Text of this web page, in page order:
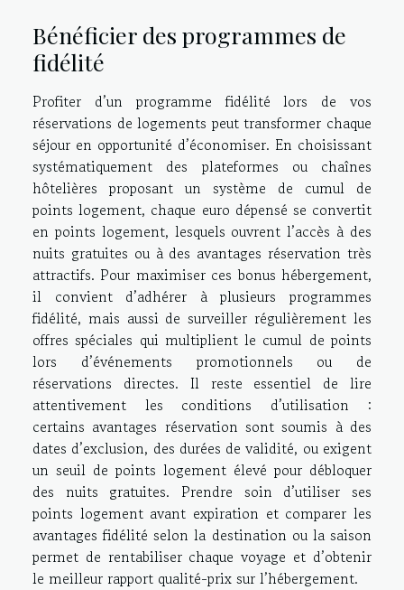
Bénéficier des programmes de
fidélité
Profiter d’un programme fidélité lors de vos
réservations de logements peut transformer chaque
séjour en opportunité d’économiser. En choisissant
systématiquement des plateformes ou chaînes
hôtelières proposant un système de cumul de
points logement, chaque euro dépensé se convertit
en points logement, lesquels ouvrent l’accès à des
nuits gratuites ou à des avantages réservation très
attractifs. Pour maximiser ces bonus hébergement,
il convient d’adhérer à plusieurs programmes
fidélité, mais aussi de surveiller régulièrement les
offres spéciales qui multiplient le cumul de points
lors d’événements promotionnels ou de
réservations directes. Il reste essentiel de lire
attentivement les conditions d’utilisation :
certains avantages réservation sont soumis à des
dates d’exclusion, des durées de validité, ou exigent
un seuil de points logement élevé pour débloquer
des nuits gratuites. Prendre soin d’utiliser ses
points logement avant expiration et comparer les
avantages fidélité selon la destination ou la saison
permet de rentabiliser chaque voyage et d’obtenir
le meilleur rapport qualité-prix sur l’hébergement.